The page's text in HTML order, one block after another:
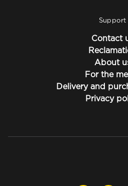
Support
Contact
About
For the
Delivery and
Privacy